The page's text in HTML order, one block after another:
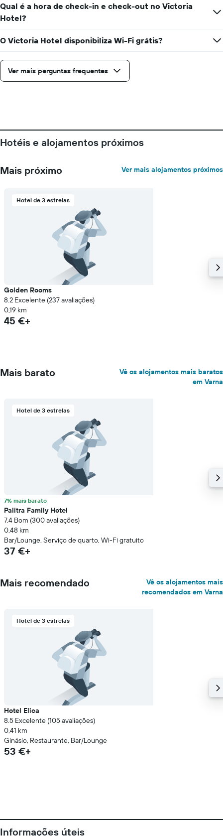
gráfico
apresenta
os
dias
semana
numa
abcissa
médio
de
numa
Qual é a hora de check-in e check-out no Victoria
Hotel?
O Victoria Hotel disponibiliza Wi-Fi grátis?
Ver mais perguntas frequentes
Hotéis e alojamentos próximos
Mais próximo Ver mais alojamentos próximos
Hotel de 3 estrelas
Golden Rooms
8.2 Excelente (237 avaliações)
0,19 km
45 €+
Mais barato
Vê os alojamentos mais baratos
em Varna
Hotel de 3 estrelas
7% mais barato
Palitra Family Hotel
7.4 Bom (300 avaliações)
0,48 km
Bar/Lounge, Serviço de quarto, Wi-Fi gratuito
37 €+
Mais recomendado
Vê os alojamentos mais
recomendados em Varna
Hotel de 3 estrelas
Hotel Elica
8.5 Excelente (105 avaliações)
0,41 km
Ginásio, Restaurante, Bar/Lounge
53 €+
Informações úteis